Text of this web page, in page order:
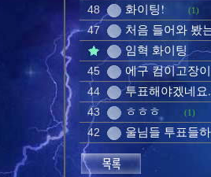
48 화이팅! (1)
47
처음 들어와 봤
임혁 화이팅
45 에구 컴이고장
44 투표해야겠네요.
43 ㅎㅎㅎ (1)
42 울님들 투표들